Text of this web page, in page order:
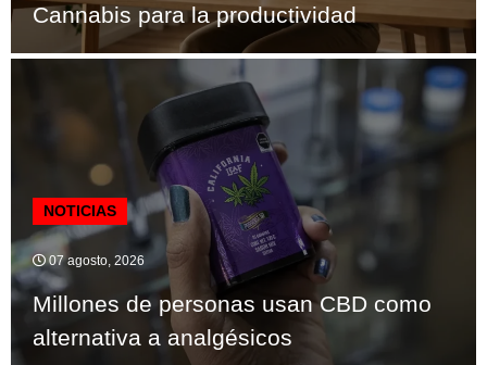
Cannabis para la productividad
NOTICIAS
07 agosto, 2026
Millones de personas usan CBD como
alternativa a analgésicos